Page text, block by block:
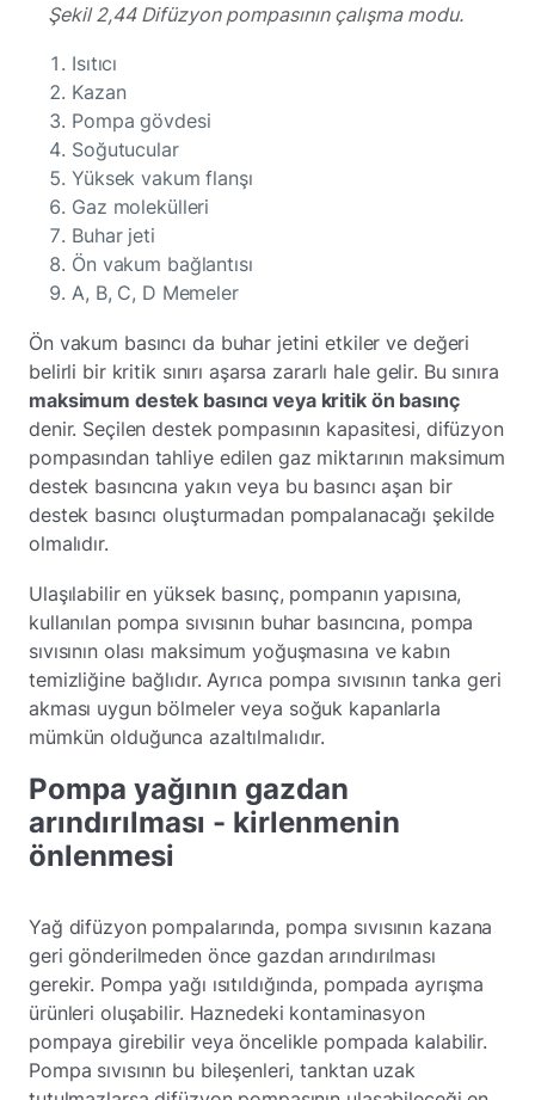
Şekil 2,44 Difüzyon pompasının çalışma modu.
Isıtıcı
Kazan
Pompa gövdesi
Soğutucular
Yüksek vakum flanşı
Gaz molekülleri
Buhar jeti
Ön vakum bağlantısı
A, B, C, D Memeler
Ön vakum basıncı da buhar jetini etkiler ve değeri
belirli bir kritik sınırı aşarsa zararlı hale gelir. Bu sınıra
maksimum destek basıncı veya kritik ön basınç
denir. Seçilen destek pompasının kapasitesi, difüzyon
pompasından tahliye edilen gaz miktarının maksimum
destek basıncına yakın veya bu basıncı aşan bir
destek basıncı oluşturmadan pompalanacağı şekilde
olmalıdır.
Ulaşılabilir en yüksek basınç, pompanın yapısına,
kullanılan pompa sıvısının buhar basıncına, pompa
sıvısının olası maksimum yoğuşmasına ve kabın
temizliğine bağlıdır. Ayrıca pompa sıvısının tanka geri
akması uygun bölmeler veya soğuk kapanlarla
mümkün olduğunca azaltılmalıdır.
Pompa yağının gazdan
arındırılması - kirlenmenin
önlenmesi
Yağ difüzyon pompalarında, pompa sıvısının kazana
geri gönderilmeden önce gazdan arındırılması
gerekir. Pompa yağı ısıtıldığında, pompada ayrışma
ürünleri oluşabilir. Haznedeki kontaminasyon
pompaya girebilir veya öncelikle pompada kalabilir.
Pompa sıvısının bu bileşenleri, tanktan uzak